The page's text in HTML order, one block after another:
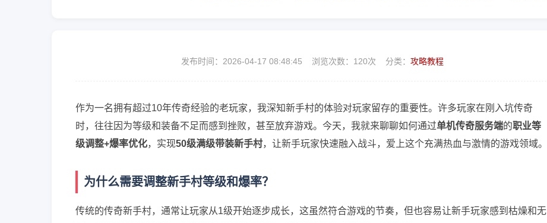
发布时间：2026-04-17 08:48:45 浏览次数： 120次 分类： 攻略教程
作为一名拥有超过10年传奇经验的老玩家，我深知新手村的体验对玩家留存的重要性。许多玩家在刚入坑传奇
时，往往因为等级和装备不足而感到挫败，甚至放弃游戏。今天，我就来聊聊如何通过单机传奇服务端的职业等
级调整+爆率优化，实现50级满级带装新手村，让新手玩家快速融入战斗，爱上这个充满热血与激情的游戏领域。
为什么需要调整新手村等级和爆率？
传统的传奇新手村，通常让玩家从1级开始逐步成长，这虽然符合游戏的节奏，但也容易让新手玩家感到枯燥和无